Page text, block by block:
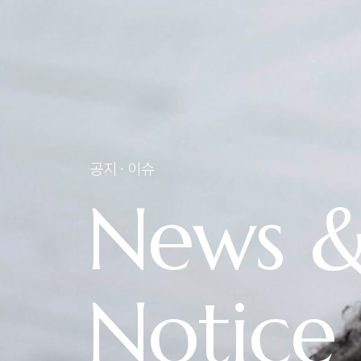
공지 · 이슈
News
Notice